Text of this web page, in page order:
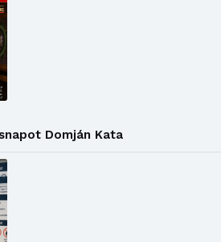
Domján Kata